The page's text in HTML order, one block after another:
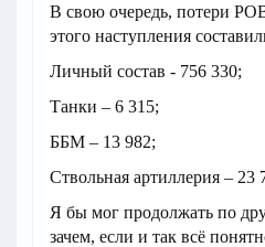
В свою очередь, потери
этого наступления
Личный состав - 756 330;
Танки – 6 315;
ББМ – 13 982;
Ствольная артиллерия – 23
Я бы мог продолжать по
зачем, если и так всё